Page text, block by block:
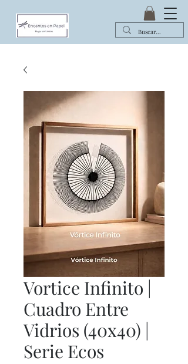
Vortice Infinito |
Cuadro Entre
Vidrios (40x40) |
Serie Ecos